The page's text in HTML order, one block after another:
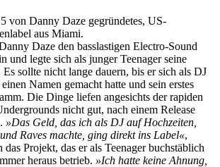
von Danny Daze gegründetes, US-
aus Miami.
Daze den basslastigen Electro-Sound
und legte sich als junger Teenager seine
Es sollte nicht lange dauern, bis er sich als DJ
Namen gemacht hatte und sein erstes
Die Dinge liefen angesichts der rapiden
nicht gut, nach einem Release
»Das Geld, das ich als DJ auf Hochzeiten,
Raves machte, ging direkt ins Label«,
das Projekt, das er als Teenager buchstäblich
heraus betrieb. »Ich hatte keine Ahnung,